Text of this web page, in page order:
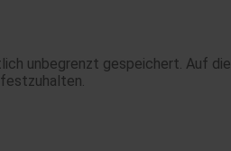
unbegrenzt gespeichert. Auf